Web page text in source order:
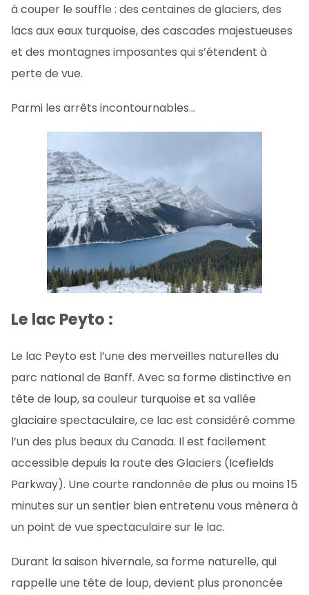
à couper le souffle : des centaines de glaciers, des
lacs aux eaux turquoise, des cascades majestueuses
et des montagnes imposantes qui s’étendent à
perte de vue.
Parmi les arrêts incontournables…
Le lac Peyto :
Le lac Peyto est l’une des merveilles naturelles du
parc national de Banff. Avec sa forme distinctive en
tête de loup, sa couleur turquoise et sa vallée
glaciaire spectaculaire, ce lac est considéré comme
l’un des plus beaux du Canada. Il est facilement
accessible depuis la route des Glaciers (Icefields
Parkway). Une courte randonnée de plus ou moins 15
minutes sur un sentier bien entretenu vous mènera à
un point de vue spectaculaire sur le lac.
Durant la saison hivernale, sa forme naturelle, qui
rappelle une tête de loup, devient plus prononcée